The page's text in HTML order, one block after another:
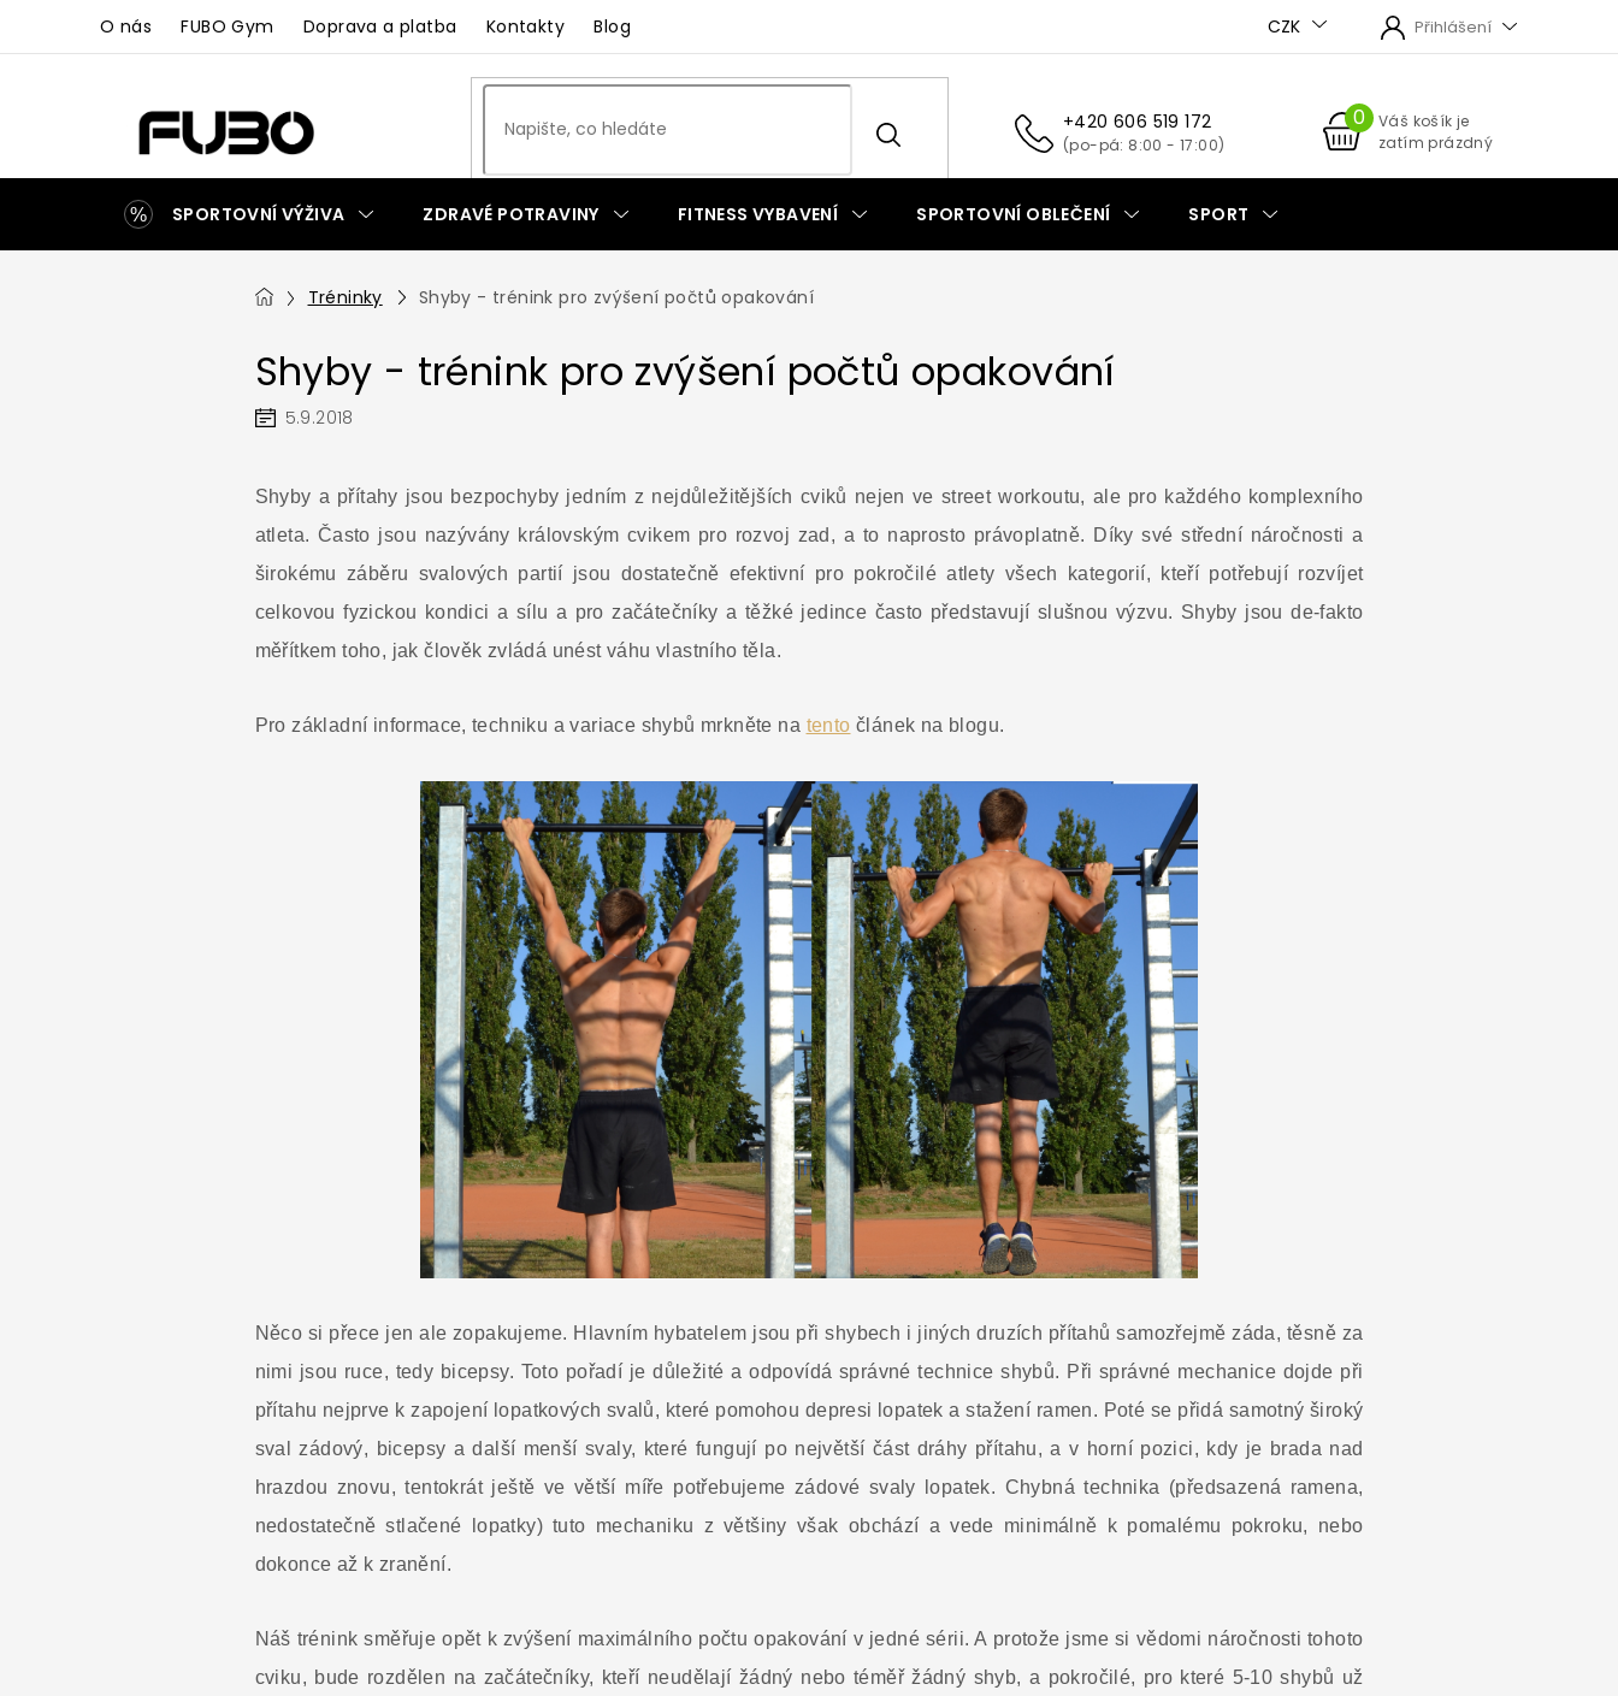
obsah
O nás FUBO Gym Doprava a platba Kontakty Blog CZK Přihlášení
+420 606 519 172
NÁKUPNÍ
KOŠÍK
Váš košík je
zatím prázdný
SPORTOVNÍ VÝŽIVA ZDRAVÉ POTRAVINY FITNESS VYBAVENÍ SPORTOVNÍ OBLEČENÍ SPORT
ZAKÁZKOVÁ VÝROBA
DomůTréninky Shyby - trénink pro zvýšení počtů opakování
Shyby - trénink pro zvýšení počtů opakování
5.9.2018
Shyby a přítahy jsou bezpochyby jedním z nejdůležitějších cviků nejen ve street workoutu, ale pro každého komplexního
atleta. Často jsou nazývány královským cvikem pro rozvoj zad, a to naprosto právoplatně. Díky své střední náročnosti a
širokému záběru svalových partií jsou dostatečně efektivní pro pokročilé atlety všech kategorií, kteří potřebují rozvíjet
celkovou fyzickou kondici a sílu a pro začátečníky a těžké jedince často představují slušnou výzvu. Shyby jsou de-fakto
měřítkem toho, jak člověk zvládá unést váhu vlastního těla.
Pro základní informace, techniku a variace shybů mrkněte na tento článek na blogu.
Něco si přece jen ale zopakujeme. Hlavním hybatelem jsou při shybech i jiných druzích přítahů samozřejmě záda, těsně za
nimi jsou ruce, tedy bicepsy. Toto pořadí je důležité a odpovídá správné technice shybů. Při správné mechanice dojde při
přítahu nejprve k zapojení lopatkových svalů, které pomohou depresi lopatek a stažení ramen. Poté se přidá samotný široký
sval zádový, bicepsy a další menší svaly, které fungují po největší část dráhy přítahu, a v horní pozici, kdy je brada nad
hrazdou znovu, tentokrát ještě ve větší míře potřebujeme zádové svaly lopatek. Chybná technika (předsazená ramena,
nedostatečně stlačené lopatky) tuto mechaniku z většiny však obchází a vede minimálně k pomalému pokroku, nebo
dokonce až k zranění.
Náš trénink směřuje opět k zvýšení maximálního počtu opakování v jedné sérii. A protože jsme si vědomi náročnosti tohoto
cviku, bude rozdělen na začátečníky, kteří neudělají žádný nebo téměř žádný shyb, a pokročilé, pro které 5-10 shybů už